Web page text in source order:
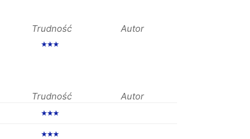
Trudność Autor
★★★
Trudność Autor
★★★
★★★